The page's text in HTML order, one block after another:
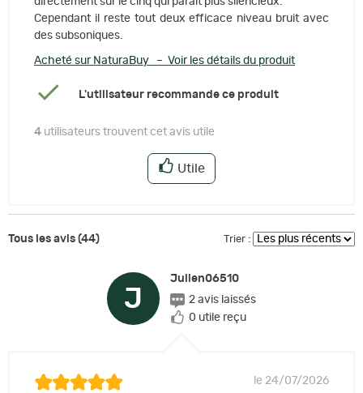
Cependant il reste tout deux efficace niveau bruit avec
des subsoniques.
Acheté sur NaturaBuy – Voir les détails du produit
L'utilisateur recommande ce produit
4 utilisateurs trouvent cet avis utile
Utile
Tous les avis (44) Trier :
J
Julien06510
2 avis laissés
0 utile reçu
le 24/07/2026